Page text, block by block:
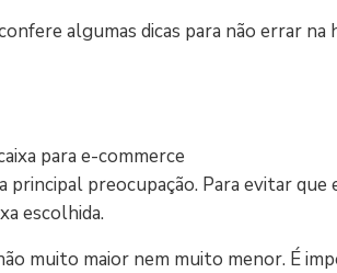
algumas dicas para não errar na
principal preocupação. Para evitar
escolhida.
muito maior nem muito menor. É